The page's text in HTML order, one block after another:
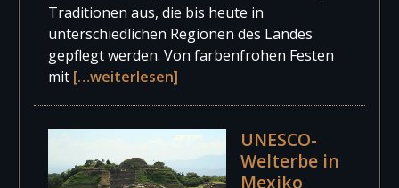
Traditionen aus, die bis heute in
unterschiedlichen Regionen des Landes
gepflegt werden. Von farbenfrohen Festen
mit […weiterlesen]
UNESCO-
Welterbe in
Mexiko